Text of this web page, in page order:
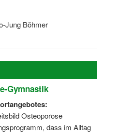
Jung Böhmer
Gymnastik
Osteoporose
dass im Alltag